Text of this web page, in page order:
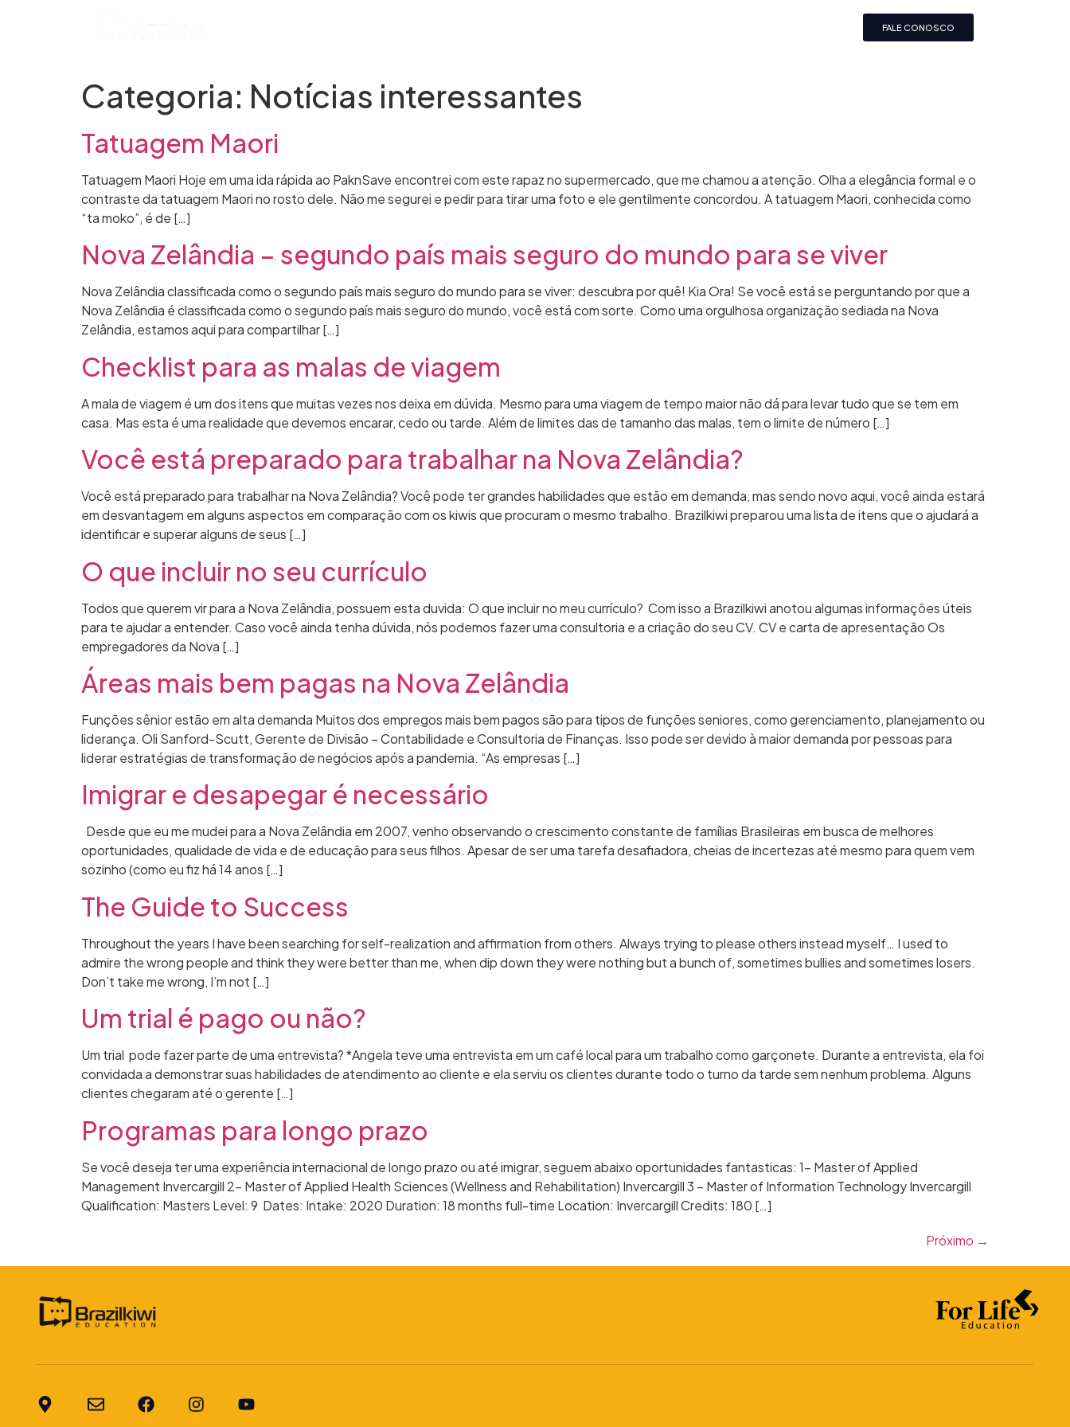
FALE CONOSCO
Categoria: Notícias interessantes
Tatuagem Maori
Tatuagem Maori Hoje em uma ida rápida ao PaknSave encontrei com este rapaz no supermercado, que me chamou a atenção. Olha a elegância formal e o
contraste da tatuagem Maori no rosto dele. Não me segurei e pedir para tirar uma foto e ele gentilmente concordou. A tatuagem Maori, conhecida como
“ta moko”, é de […]
Nova Zelândia – segundo país mais seguro do mundo para se viver
Nova Zelândia classificada como o segundo país mais seguro do mundo para se viver: descubra por quê! Kia Ora! Se você está se perguntando por que a
Nova Zelândia é classificada como o segundo país mais seguro do mundo, você está com sorte. Como uma orgulhosa organização sediada na Nova
Zelândia, estamos aqui para compartilhar […]
Checklist para as malas de viagem
A mala de viagem é um dos itens que muitas vezes nos deixa em dúvida. Mesmo para uma viagem de tempo maior não dá para levar tudo que se tem em
casa. Mas esta é uma realidade que devemos encarar, cedo ou tarde. Além de limites das de tamanho das malas, tem o limite de número […]
Você está preparado para trabalhar na Nova Zelândia?
Você está preparado para trabalhar na Nova Zelândia? Você pode ter grandes habilidades que estão em demanda, mas sendo novo aqui, você ainda estará
em desvantagem em alguns aspectos em comparação com os kiwis que procuram o mesmo trabalho. Brazilkiwi preparou uma lista de itens que o ajudará a
identificar e superar alguns de seus […]
O que incluir no seu currículo
Todos que querem vir para a Nova Zelândia, possuem esta duvida: O que incluir no meu currículo? Com isso a Brazilkiwi anotou algumas informações úteis
para te ajudar a entender. Caso você ainda tenha dúvida, nós podemos fazer uma consultoria e a criação do seu CV. CV e carta de apresentação Os
empregadores da Nova […]
Áreas mais bem pagas na Nova Zelândia
Funções sênior estão em alta demanda Muitos dos empregos mais bem pagos são para tipos de funções seniores, como gerenciamento, planejamento ou
liderança. Oli Sanford-Scutt, Gerente de Divisão – Contabilidade e Consultoria de Finanças. Isso pode ser devido à maior demanda por pessoas para
liderar estratégias de transformação de negócios após a pandemia. “As empresas […]
Imigrar e desapegar é necessário
Desde que eu me mudei para a Nova Zelândia em 2007, venho observando o crescimento constante de famílias Brasileiras em busca de melhores
oportunidades, qualidade de vida e de educação para seus filhos. Apesar de ser uma tarefa desafiadora, cheias de incertezas até mesmo para quem vem
sozinho (como eu fiz há 14 anos […]
The Guide to Success
Throughout the years I have been searching for self-realization and affirmation from others. Always trying to please others instead myself… I used to
admire the wrong people and think they were better than me, when dip down they were nothing but a bunch of, sometimes bullies and sometimes losers.
Don’t take me wrong, I’m not […]
Um trial é pago ou não?
Um trial pode fazer parte de uma entrevista? *Angela teve uma entrevista em um café local para um trabalho como garçonete. Durante a entrevista, ela foi
convidada a demonstrar suas habilidades de atendimento ao cliente e ela serviu os clientes durante todo o turno da tarde sem nenhum problema. Alguns
clientes chegaram até o gerente […]
Programas para longo prazo
Se você deseja ter uma experiência internacional de longo prazo ou até imigrar, seguem abaixo oportunidades fantasticas: 1- Master of Applied
Management Invercargill 2- Master of Applied Health Sciences (Wellness and Rehabilitation) Invercargill 3 – Master of Information Technology Invercargill
Qualification: Masters Level: 9 Dates: Intake: 2020 Duration: 18 months full-time Location: Invercargill Credits: 180 […]
Próximo →